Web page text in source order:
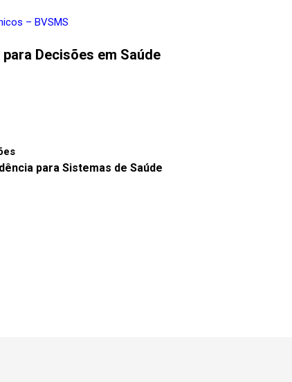
– BVSMS
Decisões em Saúde
para Sistemas de Saúde